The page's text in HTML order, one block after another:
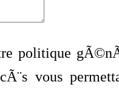
politique
vous